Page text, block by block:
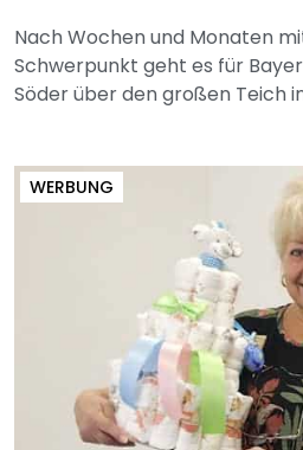
Nach Wochen und Monaten
Schwerpunkt geht es für
Söder über den großen Teich
WERBUNG